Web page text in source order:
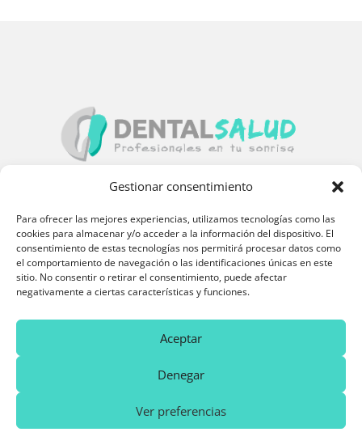
Gestionar consentimiento
Para ofrecer las mejores experiencias, utilizamos tecnologías como las
cookies para almacenar y/o acceder a la información del dispositivo. El
consentimiento de estas tecnologías nos permitirá procesar datos como
el comportamiento de navegación o las identificaciones únicas en este
sitio. No consentir o retirar el consentimiento, puede afectar
negativamente a ciertas características y funciones.
Aceptar
Denegar
Ver preferencias
Encuéntranos
Pl. las Fraguas, 8, 2º Derecha, 28921 Alcorcón, Madrid
Contacto
Aviso legal | Política de Privacidad